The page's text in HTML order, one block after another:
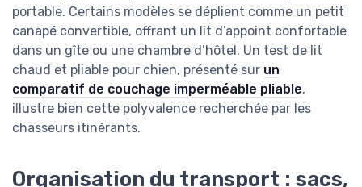
portable. Certains modèles se déplient comme un petit
canapé convertible, offrant un lit d’appoint confortable
dans un gîte ou une chambre d’hôtel. Un test de lit
chaud et pliable pour chien, présenté sur un
comparatif de couchage imperméable pliable,
illustre bien cette polyvalence recherchée par les
chasseurs itinérants.
Organisation du transport : sacs,